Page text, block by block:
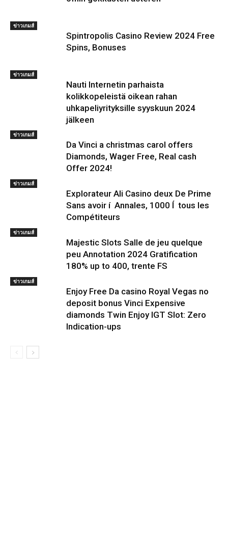
ข่าวเกมส์
Spintropolis Casino Review 2024 Free
Spins, Bonuses
ข่าวเกมส์
Nauti Internetin parhaista
kolikkopeleistä oikean rahan
uhkapeliyrityksille syyskuun 2024
jälkeen
ข่าวเกมส์
Da Vinci a christmas carol offers
Diamonds, Wager Free, Real cash
Offer 2024!
ข่าวเกมส์
Explorateur Ali Casino deux De Prime
Sans avoir í Annales, 1000 Í tous les
Compétiteurs
ข่าวเกมส์
Majestic Slots Salle de jeu quelque
peu Annotation 2024 Gratification
180% up to 400, trente FS
ข่าวเกมส์
Enjoy Free Da casino Royal Vegas no
deposit bonus Vinci Expensive
diamonds Twin Enjoy IGT Slot: Zero
Indication-ups